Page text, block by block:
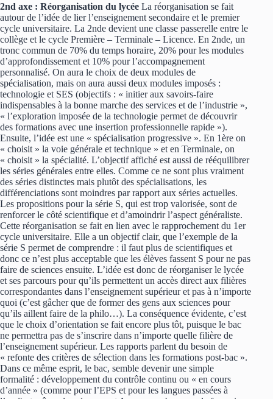
2nd axe : Réorganisation du lycée La réorganisation se fait
autour de l’idée de lier l’enseignement secondaire et le premier
cycle universitaire. La 2nde devient une classe passerelle entre le
collège et le cycle Première – Terminale – Licence. En 2nde, un
tronc commun de 70% du temps horaire, 20% pour les modules
d’approfondissement et 10% pour l’accompagnement
personnalisé. On aura le choix de deux modules de
spécialisation, mais on aura aussi deux modules imposés :
technologie et SES (objectifs : « initier aux savoirs-faire
indispensables à la bonne marche des services et de l’industrie »,
« l’exploration imposée de la technologie permet de découvrir
des formations avec une insertion professionnelle rapide »).
Ensuite, l’idée est une « spécialisation progressive ». En 1ère on
« choisit » la voie générale et technique » et en Terminale, on
« choisit » la spécialité. L’objectif affiché est aussi de rééquilibrer
les séries générales entre elles. Comme ce ne sont plus vraiment
des séries distinctes mais plutôt des spécialisations, les
différenciations sont moindres par rapport aux séries actuelles.
Les propositions pour la série S, qui est trop valorisée, sont de
renforcer le côté scientifique et d’amoindrir l’aspect généraliste.
Cette réorganisation se fait en lien avec le rapprochement du 1er
cycle universitaire. Elle a un objectif clair, que l’exemple de la
série S permet de comprendre : il faut plus de scientifiques et
donc ce n’est plus acceptable que les élèves fassent S pour ne pas
faire de sciences ensuite. L’idée est donc de réorganiser le lycée
et ses parcours pour qu’ils permettent un accès direct aux filières
correspondantes dans l’enseignement supérieur et pas à n’importe
quoi (c’est gâcher que de former des gens aux sciences pour
qu’ils aillent faire de la philo…). La conséquence évidente, c’est
que le choix d’orientation se fait encore plus tôt, puisque le bac
ne permettra pas de s’inscrire dans n’importe quelle filière de
l’enseignement supérieur. Les rapports parlent du besoin de
« refonte des critères de sélection dans les formations post-bac ».
Dans ce même esprit, le bac, semble devenir une simple
formalité : développement du contrôle continu ou « en cours
d’année » (comme pour l’EPS et pour les langues passées à